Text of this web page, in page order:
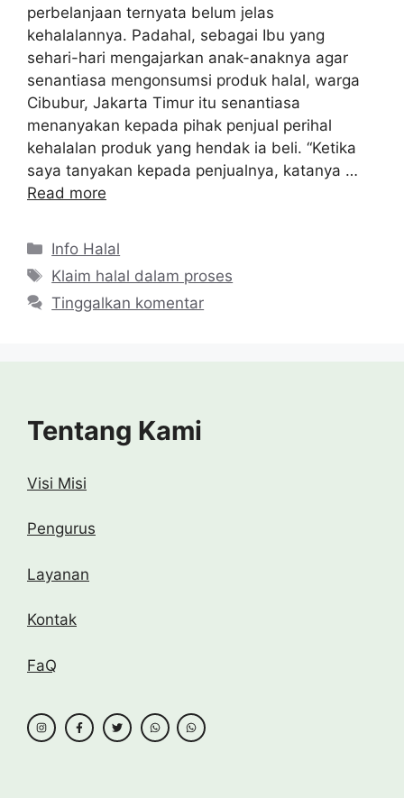
perbelanjaan ternyata belum jelas
kehalalannya. Padahal, sebagai Ibu yang
sehari-hari mengajarkan anak-anaknya agar
senantiasa mengonsumsi produk halal, warga
Cibubur, Jakarta Timur itu senantiasa
menanyakan kepada pihak penjual perihal
kehalalan produk yang hendak ia beli. “Ketika
saya tanyakan kepada penjualnya, katanya …
Read more
Kategori
Info Halal
Tag
Klaim halal dalam proses
Tinggalkan komentar
Tentang Kami
Visi Misi
Pengurus
Layanan
Kontak
FaQ